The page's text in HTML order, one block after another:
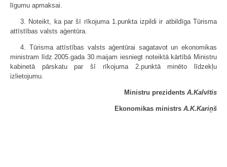
līgumu apmaksai.
3. Noteikt, ka par šī rīkojuma 1.punkta izpildi ir atbildīga Tūrisma
attīstības valsts aģentūra.
4. Tūrisma attīstības valsts aģentūrai sagatavot un ekonomikas
ministram līdz 2005.gada 30.maijam iesniegt noteiktā kārtībā Ministru
kabinetā pārskatu par šī rīkojuma 2.punktā minēto līdzekļu
izlietojumu.
Ministru prezidents A.Kalvītis
Ekonomikas ministrs A.K.Kariņš